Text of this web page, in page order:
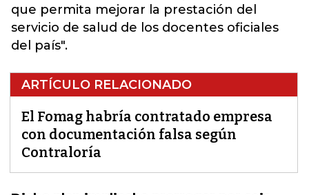
que permita mejorar la prestación del
servicio de salud de los docentes oficiales
del país".
ARTÍCULO RELACIONADO
El Fomag habría contratado empresa
con documentación falsa según
Contraloría